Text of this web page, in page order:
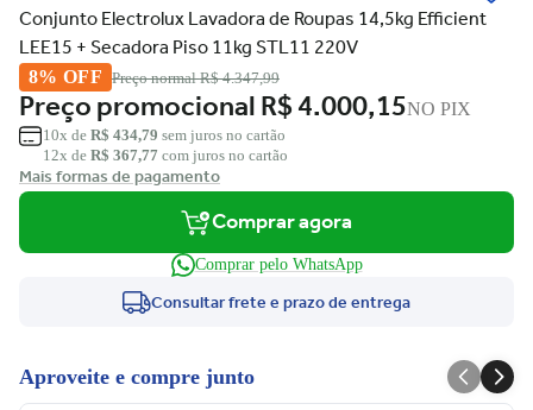
Conjunto Electrolux Lavadora de Roupas 14,5kg Efficient
LEE15 + Secadora Piso 11kg STL11 220V
8% OFF Preço normalR$ 4.347,99
Preço promocionalR$ 4.000,15NO PIX
10x de R$ 434,79 sem juros no cartão
12x de R$ 367,77 com juros no cartão
Mais formas de pagamento
Comprar agora
Comprar pelo WhatsApp
Consultar frete e prazo de entrega
Aproveite e compre junto